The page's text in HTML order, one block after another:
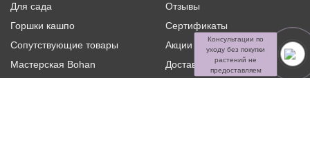
Для сада
Горшки кашпо
Сопутствующие товары
Мастерская Bohan
Отзывы
Сертификаты
Акции и скидки
Доставка и оплата
Консультации по
уходу без покупки
растений не
предоставляем